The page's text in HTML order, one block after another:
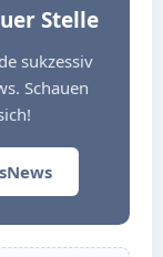
Stelle
sukzessiv
Schauen